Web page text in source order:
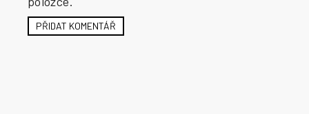
PŘIDAT KOMENTÁŘ